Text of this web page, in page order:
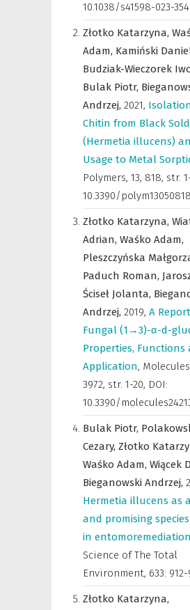
10.1038/s41598-023-
Złotko Katarzyna,
Adam, Kamiński
Budziak-Wieczorek
Bulak Piotr,
Andrzej, 2021,
Chitin from Black
(Hermetia illucens)
Usage to Metal
Polymers, 13, 818, str.
10.3390/polym13050818
Złotko Katarzyna,
Adrian, Waśko Adam,
Pleszczyńska
Paduch Roman,
Ściseł Jolanta,
Andrzej, 2019, A
Fungal (1→3)-α-d-
Properties, Functions
Application, Molecules
3972, str. 1-20, DOI:
10.3390/
Bulak Piotr,
Cezary, Złotko
Waśko Adam, Wiącek
Bieganowski Andrzej,
Hermetia illucens as
and promising
in entomoremediation
Science of The Total
Environment, 633: 912-
Złotko Katarzyna,